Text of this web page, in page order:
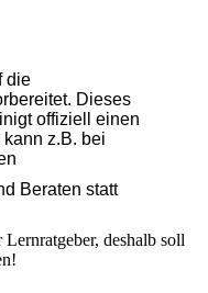
die
Dieses
offiziell einen
z.B. bei
Beraten statt
deshalb soll